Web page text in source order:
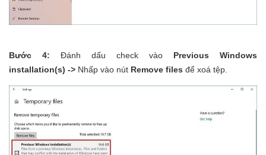
Bước 4: Đánh dấu check vào Previous Windows
installation(s) -> Nhấp vào nút Remove files để xoá tệp.